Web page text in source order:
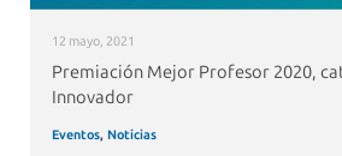
12 mayo, 2021
Premiación Mejor Profesor 2020,
Innovador
Eventos, Noticias